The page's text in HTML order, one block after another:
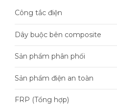
Công tắc điện
Dây buộc bên composite
Sản phẩm phân phối
Sản phẩm điện an toàn
FRP (Tổng hợp)